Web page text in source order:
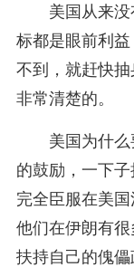
美国从来
标都是眼前利
不到，就赶快
非常清楚的。
美国为什
的鼓励，一下
完全臣服在美
他们在伊朗有很
扶持自己的傀